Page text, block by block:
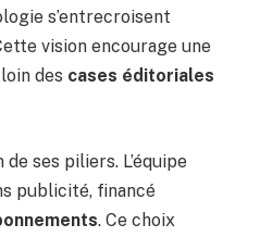
s’entrecroisent
vision encourage une
des cases éditoriales
ses piliers. L’équipe
publicité, financé
. Ce choix